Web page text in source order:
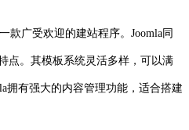
款广受欢迎的建站程序。Joomla同
点。其模板系统灵活多样，可以满
拥有强大的内容管理功能，适合搭建